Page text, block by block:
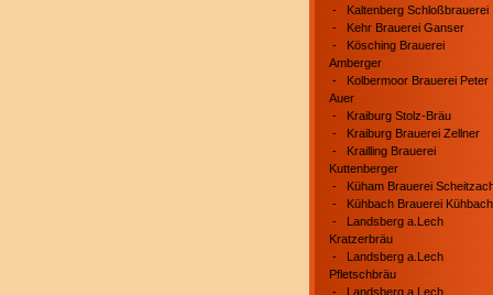
- Kaltenberg Schloßbrauerei
- Kehr Brauerei Ganser
- Kösching Brauerei
Amberger
- Kolbermoor Brauerei Peter
Auer
- Kraiburg Stolz-Bräu
- Kraiburg Brauerei Zellner
- Krailling Brauerei
Kuttenberger
- Küham Brauerei
- Kühbach Brauerei Kühbach
- Landsberg a.Lech
Kratzerbräu
- Landsberg a.Lech
Pfletschbräu
- Landsberg a.Lech